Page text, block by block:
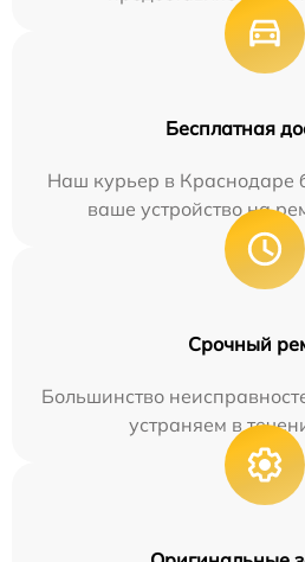
Бесплатная
Наш курьер в Краснодаре
ваше устройство на
Срочный
Большинство
устраняем в